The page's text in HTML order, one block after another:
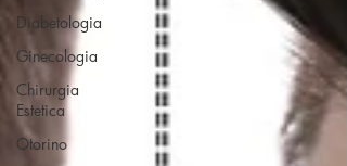
Diabetologia
Ginecologia
Chirurgia
Estetica
Otorino